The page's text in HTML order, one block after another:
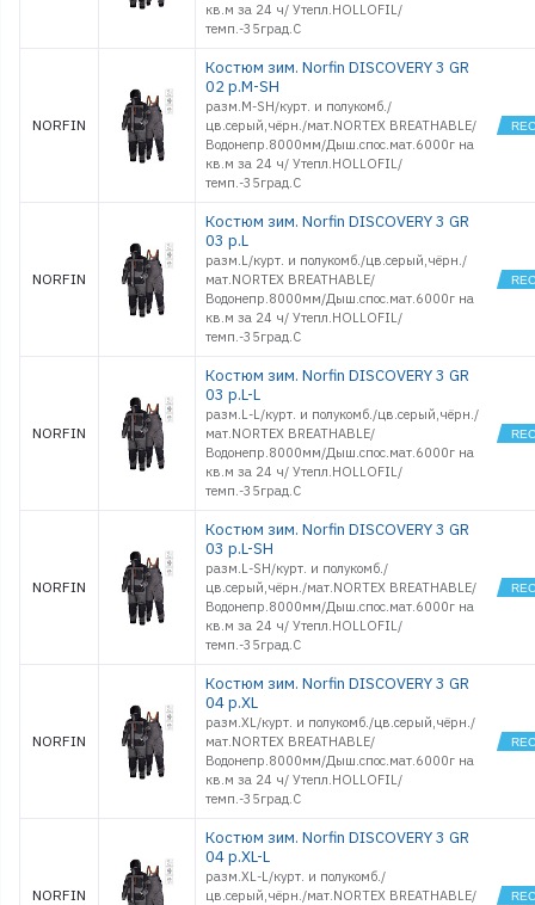
кв.м за 24 ч/ Утепл.HOLLOFIL/
темп.-35град.С
NORFIN
Костюм зим. Norfin DISCOVERY 3 GR
02 р.M-SH
разм.M-SH/курт. и полукомб./
цв.серый,чёрн./мат.NORTEX BREATHABLE/
Водонепр.8000мм/Дыш.спос.мат.6000г на
кв.м за 24 ч/ Утепл.HOLLOFIL/
темп.-35град.С
NORFIN
Костюм зим. Norfin DISCOVERY 3 GR
03 р.L
разм.L/курт. и полукомб./цв.серый,чёрн./
мат.NORTEX BREATHABLE/
Водонепр.8000мм/Дыш.спос.мат.6000г на
кв.м за 24 ч/ Утепл.HOLLOFIL/
темп.-35град.С
NORFIN
Костюм зим. Norfin DISCOVERY 3 GR
03 р.L-L
разм.L-L/курт. и полукомб./цв.серый,чёрн./
мат.NORTEX BREATHABLE/
Водонепр.8000мм/Дыш.спос.мат.6000г на
кв.м за 24 ч/ Утепл.HOLLOFIL/
темп.-35град.С
NORFIN
Костюм зим. Norfin DISCOVERY 3 GR
03 р.L-SH
разм.L-SH/курт. и полукомб./
цв.серый,чёрн./мат.NORTEX BREATHABLE/
Водонепр.8000мм/Дыш.спос.мат.6000г на
кв.м за 24 ч/ Утепл.HOLLOFIL/
темп.-35град.С
NORFIN
Костюм зим. Norfin DISCOVERY 3 GR
04 р.XL
разм.XL/курт. и полукомб./цв.серый,чёрн./
мат.NORTEX BREATHABLE/
Водонепр.8000мм/Дыш.спос.мат.6000г на
кв.м за 24 ч/ Утепл.HOLLOFIL/
темп.-35град.С
NORFIN
Костюм зим. Norfin DISCOVERY 3 GR
04 р.XL-L
разм.XL-L/курт. и полукомб./
цв.серый,чёрн./мат.NORTEX BREATHABLE/